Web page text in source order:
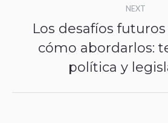
NEXT
Next
post:
Los desafíos
cómo abordarlos:
política y